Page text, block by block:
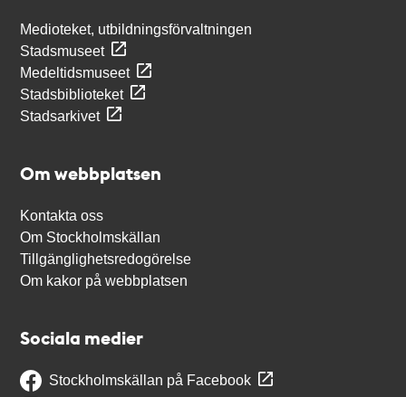
Medioteket, utbildningsförvaltningen
Stadsmuseet
Medeltidsmuseet
Stadsbiblioteket
Stadsarkivet
Om webbplatsen
Kontakta oss
Om Stockholmskällan
Tillgänglighetsredogörelse
Om kakor på webbplatsen
Sociala medier
Stockholmskällan på Facebook